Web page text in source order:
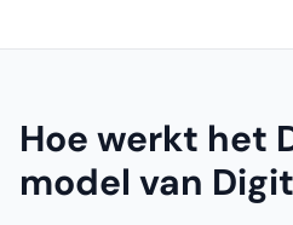
Hoe werkt het
model van